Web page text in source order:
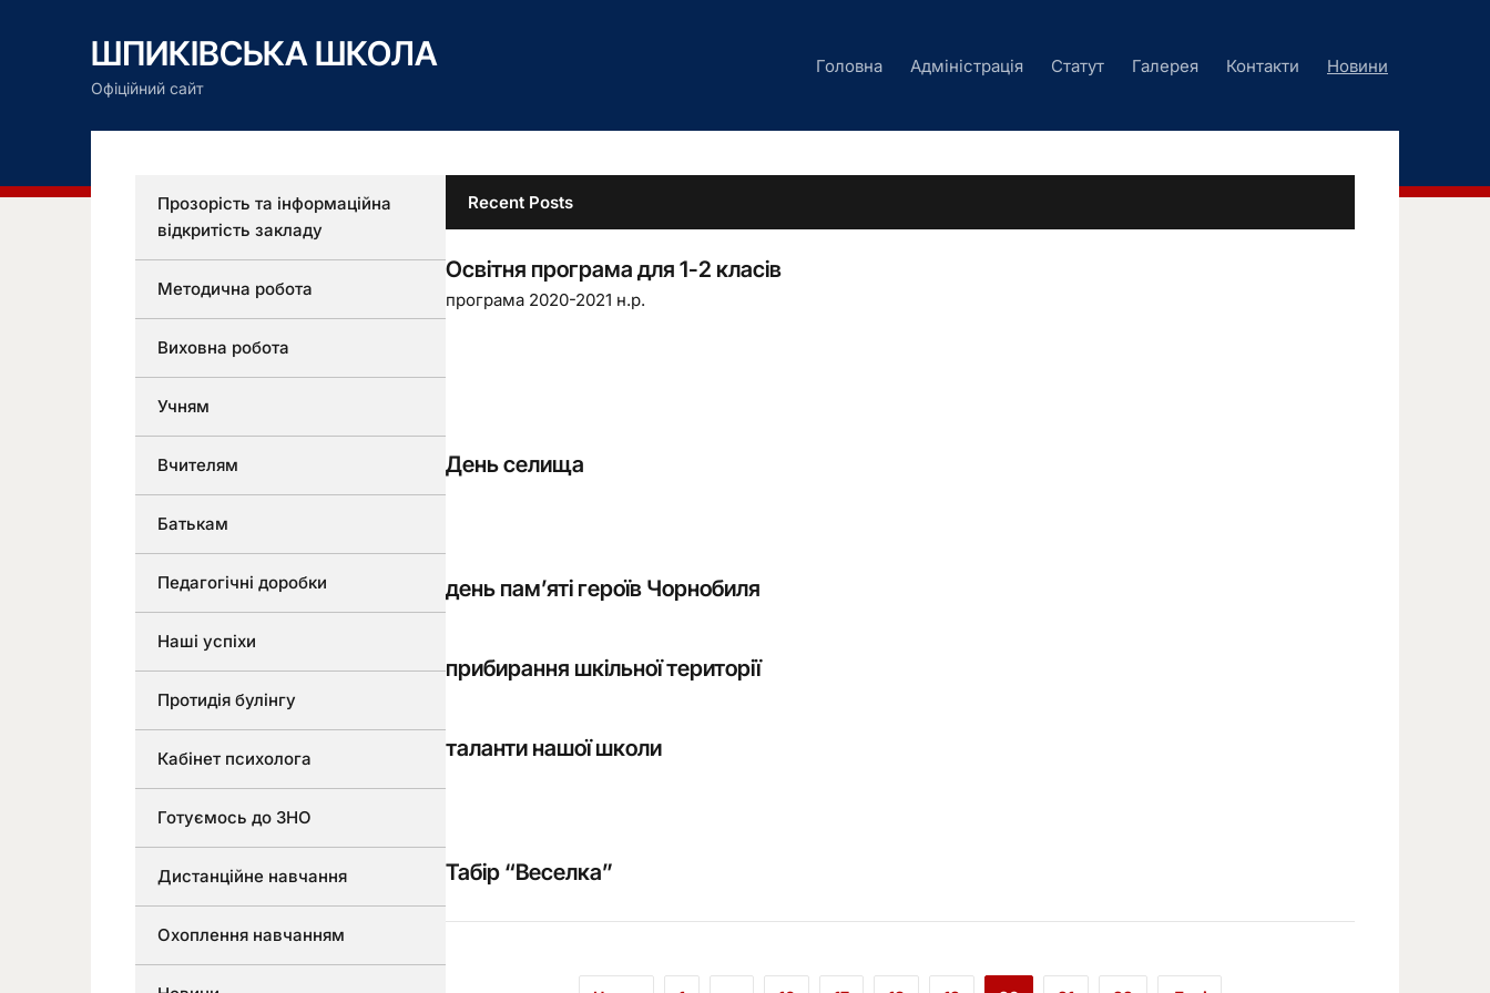
ШПИКІВСЬКА ШКОЛА
Офіційний сайт
Головна Адміністрація Статут Галерея Контакти Новини
Recent Posts
Освітня програма для 1-2 класів
програма 2020-2021 н.р.
День селища
день пам’яті героїв Чорнобиля
прибирання шкільної території
таланти нашої школи
Табір “Веселка”
Прозорість та інформаційна
відкритість закладу
Методична робота
Виховна робота
Учням
Вчителям
Батькам
Педагогічні доробки
Наші успіхи
Протидія булінгу
Кабінет психолога
Готуємось до ЗНО
Дистанційне навчання
Охоплення навчанням